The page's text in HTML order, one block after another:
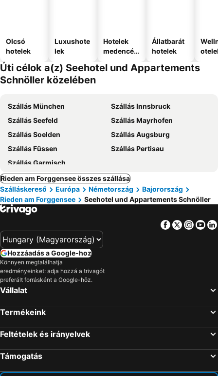
Olcsó
hotelek
Luxushote
lek
Hotelek
medencév
Állatbarát
hotelek
Úti célok a(z) Seehotel und Appartements
Schnöller közelében
Szállás München
Szállás Innsbruck
Szállás Seefeld
Szállás Mayrhofen
Szállás Soelden
Szállás Augsburg
Szállás Füssen
Szállás Pertisau
Szállás Garmisch
Rieden am Forggensee összes szállása
Szálláskereső
Európa Németország
Bajorország
Rieden am Forggensee
Seehotel und Appartements Schnöller
Facebook
Twitter
Hozzáadás a Google-hoz
Könnyen megtalálhatja
eredményeinket: adja hozzá a trivagót
preferált forrásként a Google-höz.
Vállalat
Termékeink
Feltételek és irányelvek
Támogatás